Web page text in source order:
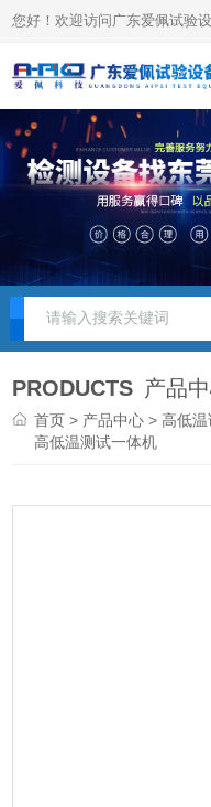
您好！欢迎访问广东爱佩试验
PRODUCTS 产品
首页 > 产品中心 >高低温
高低温测试一体机